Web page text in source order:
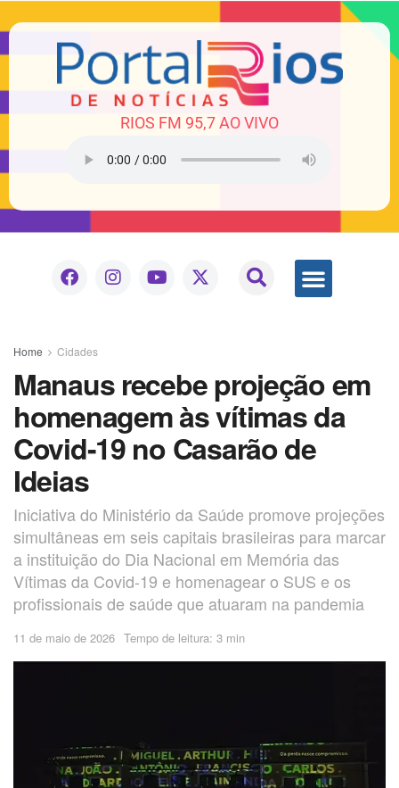
RIOS FM 95,7 AO VIVO
Home Cidades
Manaus recebe projeção em
homenagem às vítimas da
Covid-19 no Casarão de
Ideias
Iniciativa do Ministério da Saúde promove projeções
simultâneas em seis capitais brasileiras para marcar
a instituição do Dia Nacional em Memória das
Vítimas da Covid-19 e homenagear o SUS e os
profissionais de saúde que atuaram na pandemia
11 de maio de 2026 Tempo de leitura: 3 min